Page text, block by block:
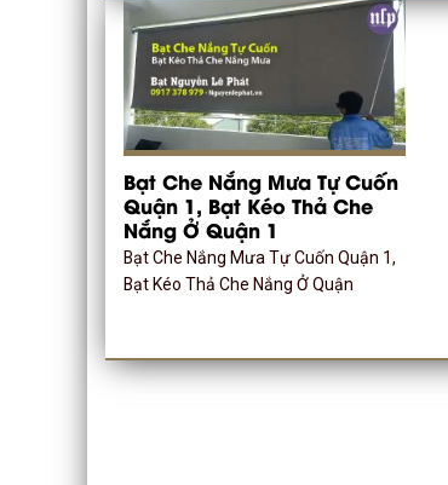
Bạt Che Nắng Mưa Tự Cuốn
Quận 1, Bạt Kéo Thả Che
Nắng Ở Quận 1
Bạt Che Nắng Mưa Tự Cuốn Quận 1,
Bạt Kéo Thả Che Nắng Ở Quận